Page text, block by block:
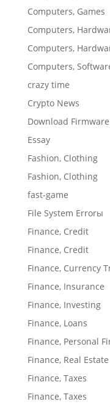
Computers, Games
Computers,
Computers,
Computers,
crazy time
Crypto News
Download Firmware
Essay
Fashion, Clothing
Fashion, Clothing
fast-game
File System Errorы
Finance, Credit
Finance, Credit
Finance, Currency
Finance, Insurance
Finance, Investing
Finance, Loans
Finance, Personal
Finance, Real Estate
Finance, Taxes
Finance, Taxes